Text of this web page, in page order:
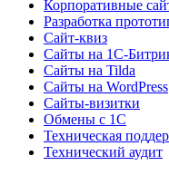
Корпоративные
Разработка
Сайт-квиз
Сайты на 1С-
Сайты на Tilda
Сайты на WordPress
Сайты-визитки
Обмены с 1С
Техническая
Технический аудит